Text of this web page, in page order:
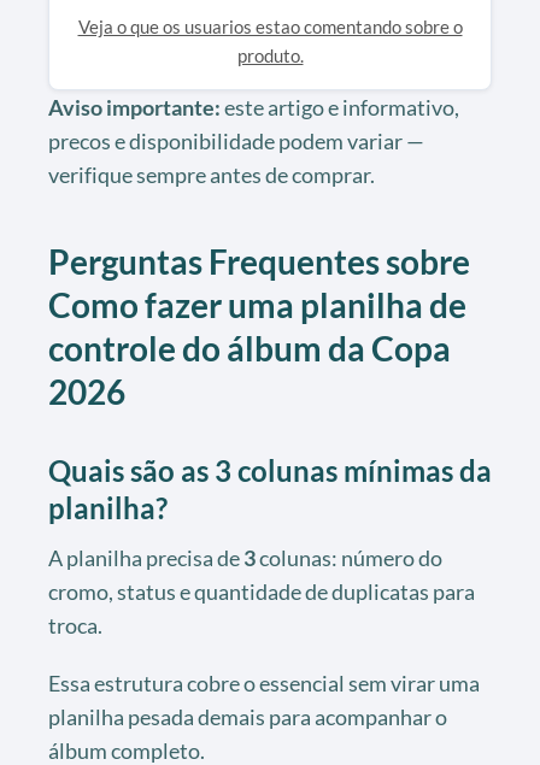
Veja o que os usuarios estao comentando sobre o
produto.
Aviso importante:este artigo e informativo,
precos e disponibilidade podem variar —
verifique sempre antes de comprar.
Perguntas Frequentes sobre
Como fazer uma planilha de
controle do álbum da Copa
2026
Quais são as 3 colunas mínimas da
planilha?
A planilha precisa de3colunas: número do
cromo, status e quantidade de duplicatas para
troca.
Essa estrutura cobre o essencial sem virar uma
planilha pesada demais para acompanhar o
álbum completo.